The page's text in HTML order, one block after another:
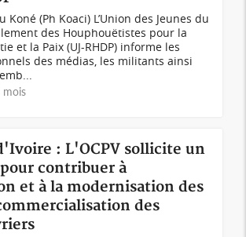
Koné (Ph Koaci) L’Union des Jeunes du
des Houphouëtistes pour la
et la Paix (UJ-RHDP) informe les
des médias, les militants ainsi
mois
: L'OCPV sollicite un
contribuer à
et à la modernisation des
des